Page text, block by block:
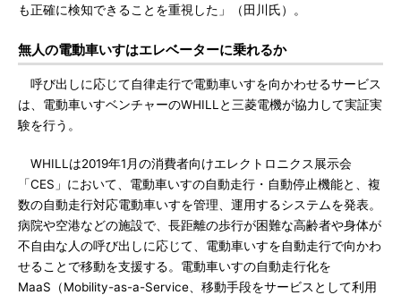
も正確に検知できることを重視した」（田川氏）。
無人の電動車いすはエレベーターに乗れるか
呼び出しに応じて自律走行で電動車いすを向かわせるサービス
は、電動車いすベンチャーのWHILLと三菱電機が協力して実証実
験を行う。
WHILLは2019年1月の消費者向けエレクトロニクス展示会
「CES」において、電動車いすの自動走行・自動停止機能と、複
数の自動走行対応電動車いすを管理、運用するシステムを発表。
病院や空港などの施設で、長距離の歩行が困難な高齢者や身体が
不自由な人の呼び出しに応じて、電動車いすを自動走行で向かわ
せることで移動を支援する。電動車いすの自動走行化を
MaaS（Mobility-as-a-Service、移動手段をサービスとして利用